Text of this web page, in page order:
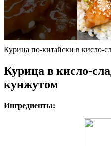
Курица по-китайски в кисло-
Курица в кисло-
кунжутом
Ингредиенты: